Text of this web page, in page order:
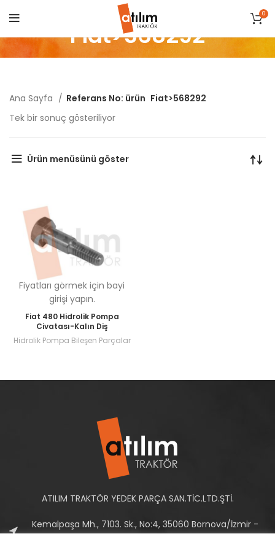
0
Fiat>568292
Ana Sayfa Referans No: ürün Fiat>568292
Tek bir sonuç gösteriliyor
Ürün menüsünü göster
Fiyatları görmek için bayi
girişi yapın.
Fiat 480 Hidrolik Pompa
Civatası-Kalın Diş
Hidrolik Pompa Bileşen Parçalar
ATILIM TRAKTÖR YEDEK PARÇA SAN.TİC.LTD.ŞTİ.
Kemalpaşa Mh., 7103. Sk., No:4, 35060 Bornova/İzmir -